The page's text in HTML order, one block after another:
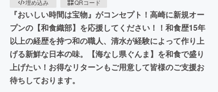
埋め込み
QRコード
『おいしい時間は宝物』がコンセプト！高崎に新規オー
プンの【和食織部】を応援してください！！和食歴15年
以上の経歴を持つ和の職人、清水が経験によって作り上
げる新鮮な日本の味。【海なし県ぐんま】を和食で盛り
上げたい！お得なリターンもご用意して皆様のご支援お
待ちしております。